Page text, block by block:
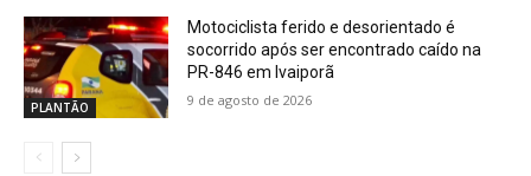
PLANTÃO
Motociclista ferido e desorientado é
socorrido após ser encontrado caído na
PR-846 em Ivaiporã
9 de agosto de 2026